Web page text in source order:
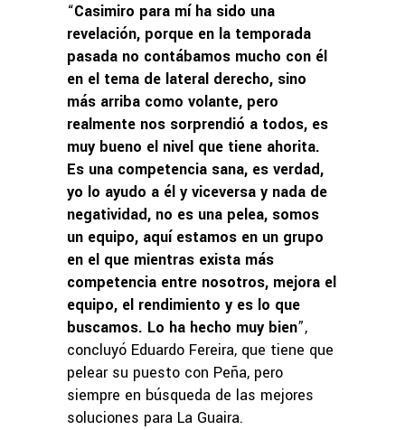
“Casimiro para mí ha sido una
revelación, porque en la temporada
pasada no contábamos mucho con él
en el tema de lateral derecho, sino
más arriba como volante, pero
realmente nos sorprendió a todos, es
muy bueno el nivel que tiene ahorita.
Es una competencia sana, es verdad,
yo lo ayudo a él y viceversa y nada de
negatividad, no es una pelea, somos
un equipo, aquí estamos en un grupo
en el que mientras exista más
competencia entre nosotros, mejora el
equipo, el rendimiento y es lo que
buscamos. Lo ha hecho muy bien”,
concluyó Eduardo Fereira, que tiene que
pelear su puesto con Peña, pero
siempre en búsqueda de las mejores
soluciones para La Guaira.